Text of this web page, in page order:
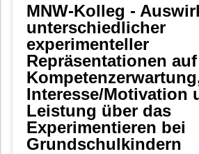
MNW-Kolleg -
unterschiedlicher
experimenteller
Repräsentationen auf
Interesse/Motivation
Leistung über das
Experimentieren bei
Grundschulkindern